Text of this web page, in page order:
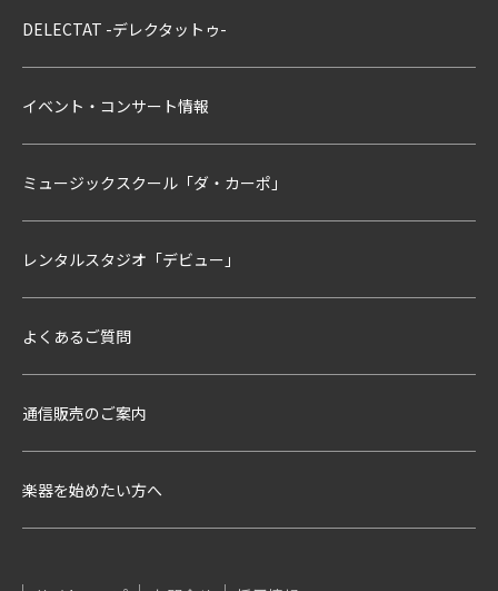
DELECTAT -デレクタットゥ-
イベント・コンサート情報
ミュージックスクール「ダ・カーポ」
レンタルスタジオ「デビュー」
よくあるご質問
通信販売のご案内
楽器を始めたい方へ